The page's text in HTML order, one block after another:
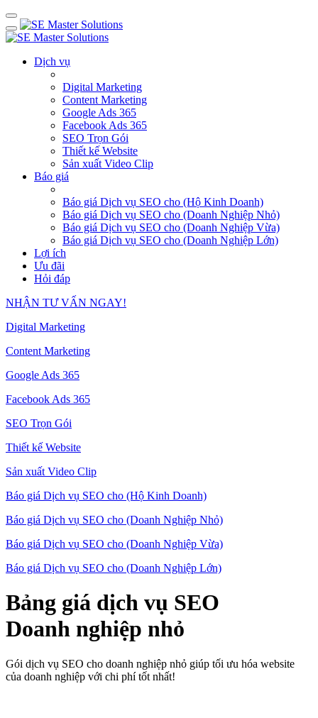
Dịch vụ
Digital Marketing
Content Marketing
Google Ads 365
Facebook Ads 365
SEO Trọn Gói
Thiết kế Website
Sản xuất Video Clip
Báo giá
Báo giá Dịch vụ SEO cho (Hộ Kinh Doanh)
Báo giá Dịch vụ SEO cho (Doanh Nghiệp Nhỏ)
Báo giá Dịch vụ SEO cho (Doanh Nghiệp Vừa)
Báo giá Dịch vụ SEO cho (Doanh Nghiệp Lớn)
Lợi ích
Ưu đãi
Hỏi đáp
NHẬN TƯ VẤN NGAY!
Digital Marketing
Content Marketing
Google Ads 365
Facebook Ads 365
SEO Trọn Gói
Thiết kế Website
Sản xuất Video Clip
Báo giá Dịch vụ SEO cho (Hộ Kinh Doanh)
Báo giá Dịch vụ SEO cho (Doanh Nghiệp Nhỏ)
Báo giá Dịch vụ SEO cho (Doanh Nghiệp Vừa)
Báo giá Dịch vụ SEO cho (Doanh Nghiệp Lớn)
Bảng giá dịch vụ SEO
Doanh nghiệp nhỏ
Gói dịch vụ SEO cho doanh nghiệp nhỏ giúp tối ưu hóa website
của doanh nghiệp với chi phí tốt nhất!